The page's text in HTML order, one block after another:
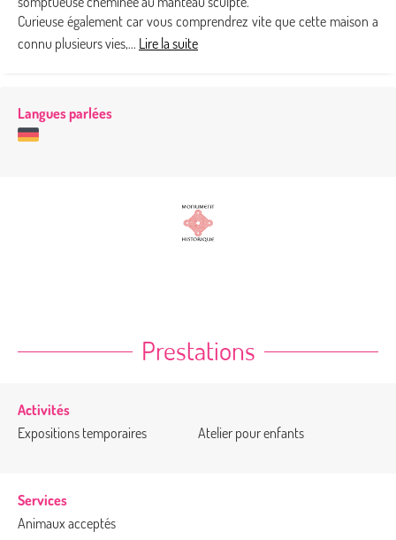
Curieuse également car vous comprendrez vite que cette maison a
connu plusieurs vies,... Lire la suite
Langues parlées
Prestations
Activités
Expositions temporaires
Atelier pour enfants
Services
Animaux acceptés